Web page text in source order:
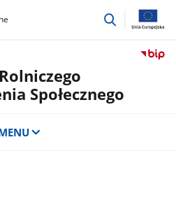
przejdź
Społecznego